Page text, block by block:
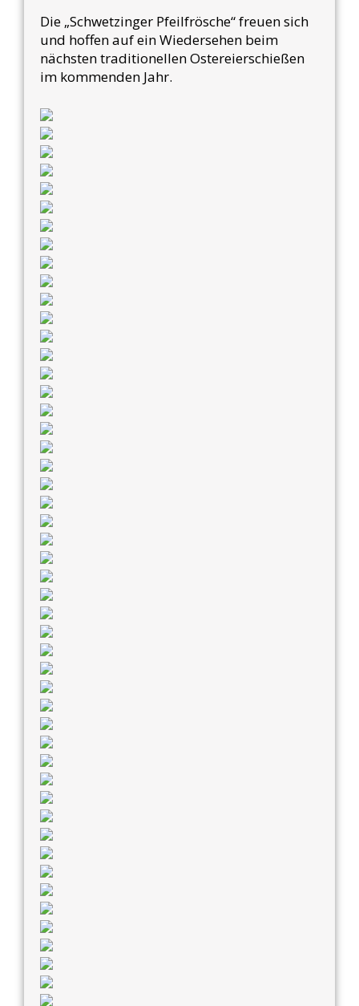
Die „Schwetzinger Pfeilfrösche“ freuen sich
und hoffen auf ein Wiedersehen beim
nächsten traditionellen Ostereierschießen
im kommenden Jahr.